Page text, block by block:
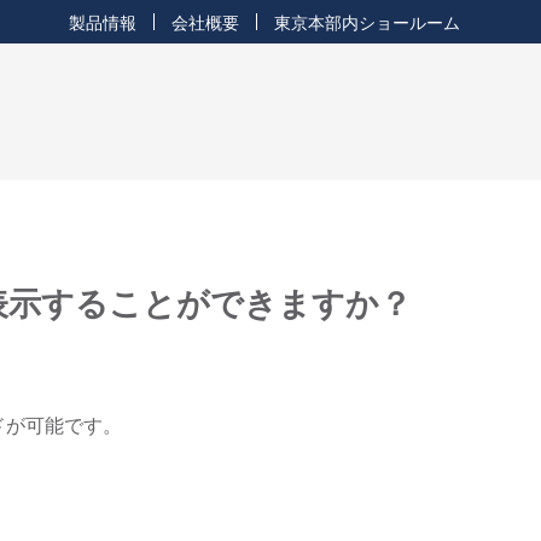
製品情報 会社概要 東京本部内ショールーム
することができますか？
可能です。